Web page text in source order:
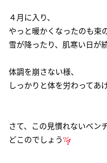
４月に入り、
やっと暖かくなったのも束
雪が降ったり、肌寒い日が
体調を崩さない様、
しっかりと体を労わってあ
さて、この見慣れないベンチ
どこのでしょう